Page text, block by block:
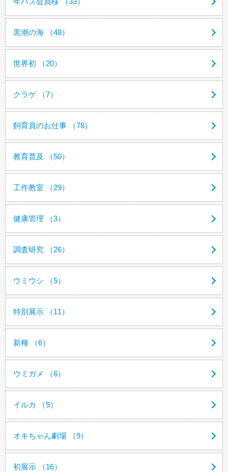
黒潮の海 （48）
世界初 （20）
クラゲ （7）
飼育員のお仕事 （78）
教育普及 （50）
工作教室 （29）
健康管理 （3）
調査研究 （26）
ウミウシ （5）
特別展示 （11）
新種 （6）
ウミガメ （6）
イルカ （9）
オキちゃん劇場 （9）
初展示 （16）